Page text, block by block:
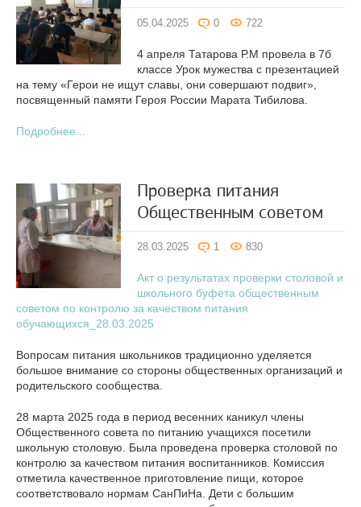
05.04.2025 0 722
4 апреля Татарова Р.М провела в 7б
классе Урок мужества с презентацией
на тему «Герои не ищут славы, они совершают подвиг»,
посвященный памяти Героя России Марата Тибилова.
Подробнее...
Проверка питания
Общественным советом
28.03.2025 1 830
Акт о результатах проверки столовой и
школьного буфета общественным
советом по контролю за качеством питания
обучающихся_28.03.2025
Вопросам питания школьников традиционно уделяется
большое внимание со стороны общественных организаций и
родительского сообщества.
28 марта 2025 года в период весенних каникул члены
Общественного совета по питанию учащихся посетили
школьную столовую. Была проведена проверка столовой по
контролю за качеством питания воспитанников. Комиссия
отметила качественное приготовление пищи, которое
соответствовало нормам СанПиНа. Дети с большим